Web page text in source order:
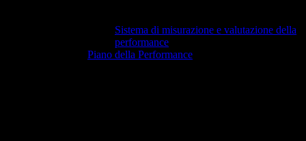
Sistema di misurazione e valutazione della
performance
Piano della Performance